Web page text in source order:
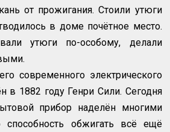
от прожигания. Стоили утюги
в доме почётное место.
утюги по-особому, делали
современного электрического
в 1882 году Генри Сили. Сегодня
прибор наделён многими
обжигать всё ещё